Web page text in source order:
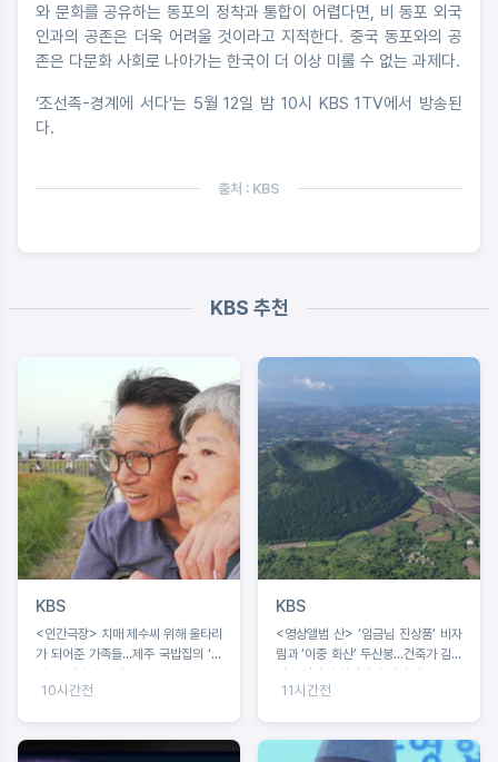
와 문화를 공유하는 동포의 정착과 통합이 어렵다면, 비 동포 외국
인과의 공존은 더욱 어려울 것이라고 지적한다. 중국 동포와의 공
존은 다문화 사회로 나아가는 한국이 더 이상 미룰 수 없는 과제다.
‘조선족-경계에 서다’는 5월 12일 밤 10시 KBS 1TV에서 방송된
다.
출처 : KBS
KBS 추천
KBS
<인간극장> 치매 제수씨 위해 울타리
가 되어준 가족들...제주 국밥집의 ‘빠
10시간전
KBS
<영상앨범 산> ‘임금님 진상품’ 비자
림과 ‘이중 화산’ 두산봉...건축가 김호
11시간전